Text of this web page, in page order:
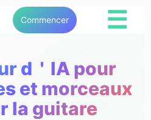
Commencer ☰
d＇IA pour
et morceaux
la guitare